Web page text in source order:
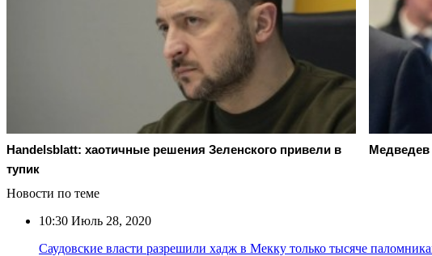
Handelsblatt: хаотичные решения Зеленского привели в
тупик
Медведев
Новости по теме
10:30 Июль 28, 2020
Саудовские власти разрешили хадж в Мекку только тысяче